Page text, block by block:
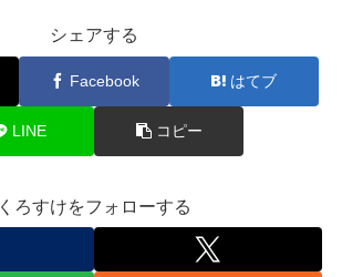
シェアする
Facebook はてブ
LINE コピー
くろすけをフォローする